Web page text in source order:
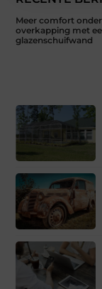
Meer comfort
overkapping met
glazenschuifwand